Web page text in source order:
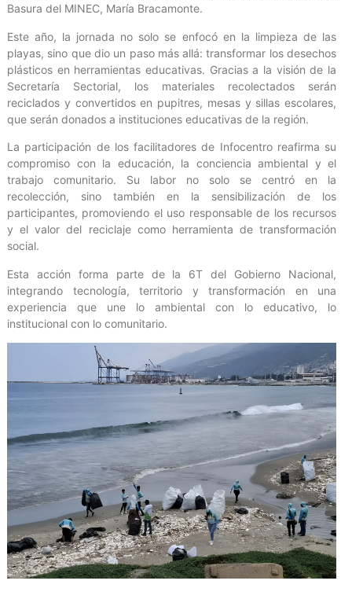
Basura del MINEC, María Bracamonte.
Este año, la jornada no solo se enfocó en la limpieza de las
playas, sino que dio un paso más allá: transformar los desechos
plásticos en herramientas educativas. Gracias a la visión de la
Secretaría Sectorial, los materiales recolectados serán
reciclados y convertidos en pupitres, mesas y sillas escolares,
que serán donados a instituciones educativas de la región.
La participación de los facilitadores de Infocentro reafirma su
compromiso con la educación, la conciencia ambiental y el
trabajo comunitario. Su labor no solo se centró en la
recolección, sino también en la sensibilización de los
participantes, promoviendo el uso responsable de los recursos
y el valor del reciclaje como herramienta de transformación
social.
Esta acción forma parte de la 6T del Gobierno Nacional,
integrando tecnología, territorio y transformación en una
experiencia que une lo ambiental con lo educativo, lo
institucional con lo comunitario.